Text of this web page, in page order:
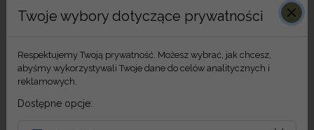
Twoje wybory dotyczące prywatności
Respektujemy Twoją prywatność. Możesz wybrać, jak chcesz,
abyśmy wykorzystywali Twoje dane do celów analitycznych i
reklamowych.
Dostępne opcje: